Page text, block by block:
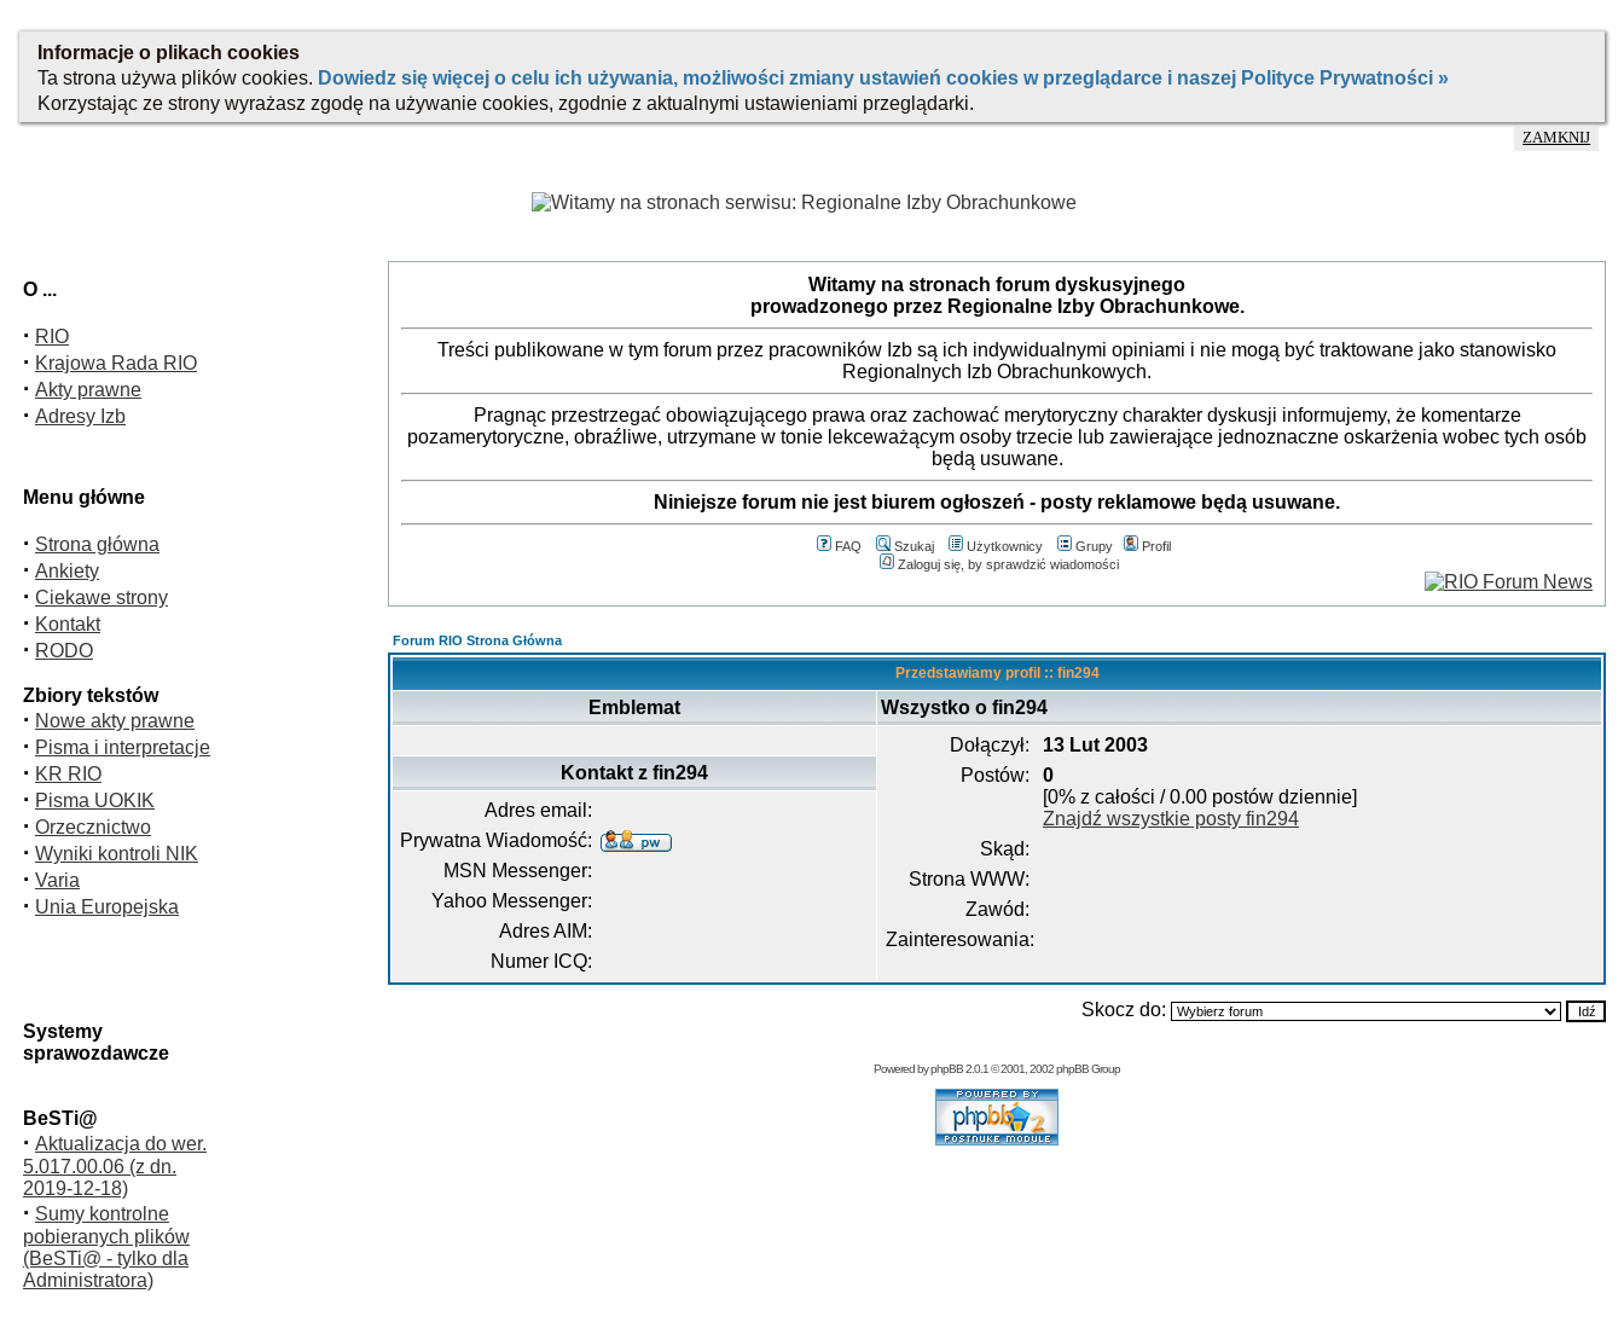
ZAMKNIJ
O ...
· RIO
· Krajowa Rada RIO
· Akty prawne
· Adresy Izb
Menu główne
· Strona główna
· Ankiety
· Ciekawe strony
· Kontakt
· RODO
Zbiory tekstów
· Nowe akty prawne
· Pisma i interpretacje
· KR RIO
· Pisma UOKIK
· Orzecznictwo
· Wyniki kontroli NIK
· Varia
· Unia Europejska
Systemy
sprawozdawcze
BeSTi@
· Aktualizacja do wer.
5.017.00.06 (z dn.
2019-12-18)
· Sumy kontrolne
pobieranych plików
(BeSTi@ - tylko dla
Administratora)
Witamy na stronach forum dyskusyjnego
prowadzonego przez Regionalne Izby Obrachunkowe.
Treści publikowane w tym forum przez pracowników Izb są ich indywidualnymi opiniami i nie mogą być traktowane jako stanowisko
Regionalnych Izb Obrachunkowych.
Pragnąc przestrzegać obowiązującego prawa oraz zachować merytoryczny charakter dyskusji informujemy, że komentarze
pozamerytoryczne, obraźliwe, utrzymane w tonie lekceważącym osoby trzecie lub zawierające jednoznaczne oskarżenia wobec tych osób
będą usuwane.
Niniejsze forum nie jest biurem ogłoszeń - posty reklamowe będą usuwane.
FAQ Szukaj Użytkownicy Grupy
Profil
Zaloguj się, by sprawdzić wiadomości
Forum RIO Strona Główna
Przedstawiamy profil :: fin294
Emblemat
Wszystko o fin294
Dołączył:
13 Lut 2003
Postów:
0
[0% z całości / 0.00 postów dziennie]
Znajdź wszystkie posty fin294
Skąd:
Strona WWW:
Zawód:
Zainteresowania:
Kontakt z fin294
Adres email:
Prywatna Wiadomość:
MSN Messenger:
Yahoo Messenger:
Adres AIM:
Numer ICQ:
Skocz do:
Powered byphpBB2.0.1 © 2001, 2002 phpBB Group